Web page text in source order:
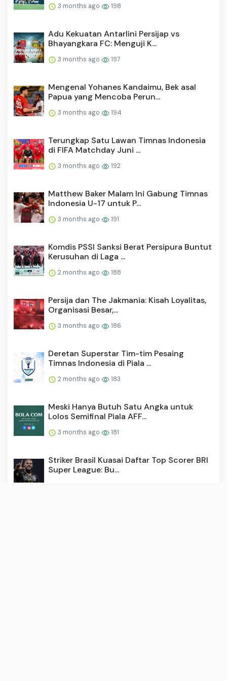
3 months ago 198
Adu Kekuatan Antarlini Persijap vs
Bhayangkara FC: Menguji K...
3 months ago 197
Mengenal Yohanes Kandaimu, Bek asal
Papua yang Mencoba Perun...
3 months ago 194
Terungkap Satu Lawan Timnas Indonesia
di FIFA Matchday Juni ...
3 months ago 192
Matthew Baker Malam Ini Gabung Timnas
Indonesia U-17 untuk P...
3 months ago 191
Komdis PSSI Sanksi Berat Persipura Buntut
Kerusuhan di Laga ...
2 months ago 188
Persija dan The Jakmania: Kisah Loyalitas,
Organisasi Besar,...
3 months ago 186
Deretan Superstar Tim-tim Pesaing
Timnas Indonesia di Piala ...
2 months ago 183
Meski Hanya Butuh Satu Angka untuk
Lolos Semifinal Piala AFF...
3 months ago 181
Striker Brasil Kuasai Daftar Top Scorer BRI
Super League: Bu...